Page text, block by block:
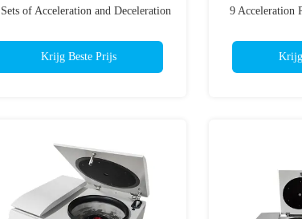
of Acceleration and Deceleration
Krijg Beste Prijs
9 Acceleration